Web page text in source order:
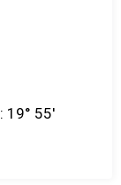
: 19° 55'